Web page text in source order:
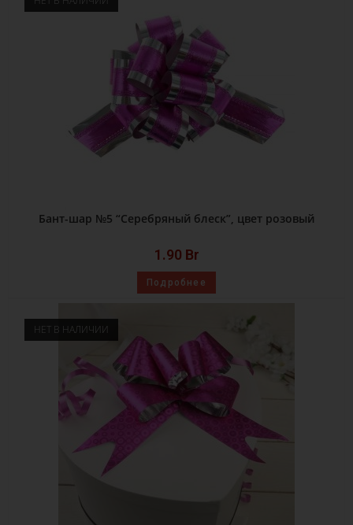
Бант-шар №5 “Серебряный блеск”, цвет розовый
1.90 Br
Подробнее
НЕТ В НАЛИЧИИ